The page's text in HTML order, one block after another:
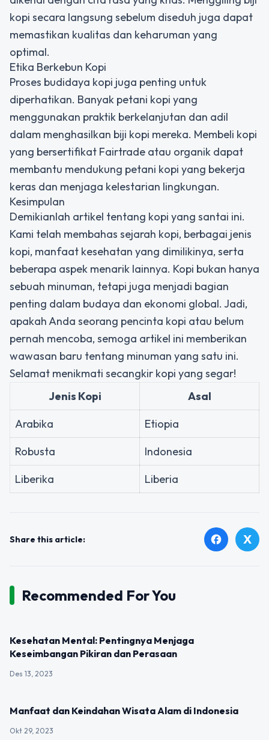
kopi secara langsung sebelum diseduh juga dapat
memastikan kualitas dan keharuman yang
optimal.
Etika Berkebun Kopi
Proses budidaya kopi juga penting untuk
diperhatikan. Banyak petani kopi yang
menggunakan praktik berkelanjutan dan adil
dalam menghasilkan biji kopi mereka. Membeli kopi
yang bersertifikat Fairtrade atau organik dapat
membantu mendukung petani kopi yang bekerja
keras dan menjaga kelestarian lingkungan.
Kesimpulan
Demikianlah artikel tentang kopi yang santai ini.
Kami telah membahas sejarah kopi, berbagai jenis
kopi, manfaat kesehatan yang dimilikinya, serta
beberapa aspek menarik lainnya. Kopi bukan hanya
sebuah minuman, tetapi juga menjadi bagian
penting dalam budaya dan ekonomi global. Jadi,
apakah Anda seorang pencinta kopi atau belum
pernah mencoba, semoga artikel ini memberikan
wawasan baru tentang minuman yang satu ini.
Selamat menikmati secangkir kopi yang segar!
Jenis Kopi
Asal
Arabika
Etiopia
Robusta
Indonesia
Liberika
Liberia
Share this article: facebook X
Recommended For You
Kesehatan Mental: Pentingnya Menjaga
Keseimbangan Pikiran dan Perasaan
Des 13, 2023
Manfaat dan Keindahan Wisata Alam di Indonesia
Okt 29, 2023